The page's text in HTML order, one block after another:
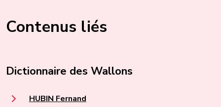
Contenus liés
Dictionnaire des Wallons
HUBIN Fernand